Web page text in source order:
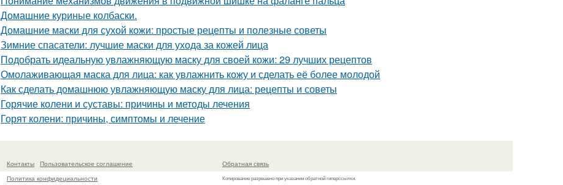
Домашние куриные колбаски.
Домашние маски для сухой кожи: простые рецепты и полезные советы
Зимние спасатели: лучшие маски для ухода за кожей лица
Подобрать идеальную увлажняющую маску для своей кожи: 29 лучших рецептов
Омолаживающая маска для лица: как увлажнить кожу и сделать её более молодой
Как сделать домашнюю увлажняющую маску для лица: рецепты и советы
Горячие колени и суставы: причины и методы лечения
Горят колени: причины, симптомы и лечение
Контакты
Пользовательское соглашение
Политика конфидециальности
Обратная связь
Копирование разрешено при указании обратной гиперссылки.